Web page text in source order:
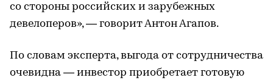
со стороны российских и зарубежных
девелоперов», — говорит Антон Агапов.
По словам эксперта, выгода от сотрудничества
очевидна — инвестор приобретает готовую